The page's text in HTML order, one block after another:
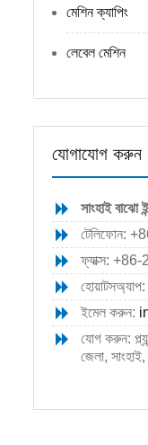
মেশিন ক্যাপিং
লেবেল মেশিন
যোগাযোগ করুন
সাংহাই বাঝো
টেলিফোন:
ফ্যাক্স:
ইমেল করুন:
যোগ করুন:
জেলা,